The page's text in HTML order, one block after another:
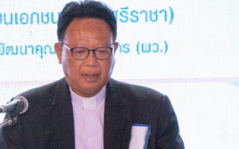
บเคลื่อนการพัฒนากำลังคนที่ทันสมัย
างวัล GDCC GOV Cloud Awards ตอกย้ำความสำเร็จของ
Training ในการขับเคลื่อนการพัฒนากำลังคนที่ทันสมัย
รงงาน ได้รับรางวัล GDCC GOV Cloud Awards ประจำปี
วมกับจังหวัดสตูล จัดกิจกรรม “พลังศรัทธาถวาย
พรรษา 2 แผ่นดิน สานสัมพันธ์ ไทย – มาเลเซีย”
นพุทธศาสนิกชน งด ละ เลิกอบายมุข เนื่องใน